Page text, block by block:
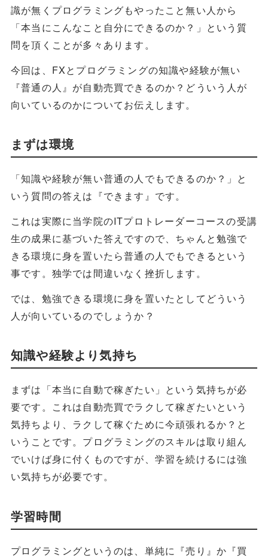
識が無くプログラミングもやったこと無い人から
「本当にこんなこと自分にできるのか？」という質
問を頂くことが多々あります。
今回は、FXとプログラミングの知識や経験が無い
『普通の人』が自動売買できるのか？どういう人が
向いているのかについてお伝えします。
まずは環境
「知識や経験が無い普通の人でもできるのか？」と
いう質問の答えは『できます』です。
これは実際に当学院のITプロトレーダーコースの受講
生の成果に基づいた答えですので、ちゃんと勉強で
きる環境に身を置いたら普通の人でもできるという
事です。独学では間違いなく挫折します。
では、勉強できる環境に身を置いたとしてどういう
人が向いているのでしょうか？
知識や経験より気持ち
まずは「本当に自動で稼ぎたい」という気持ちが必
要です。これは自動売買でラクして稼ぎたいという
気持ちより、ラクして稼ぐために今頑張れるか？と
いうことです。プログラミングのスキルは取り組ん
でいけば身に付くものですが、学習を続けるには強
い気持ちが必要です。
学習時間
プログラミングというのは、単純に『売り』か『買